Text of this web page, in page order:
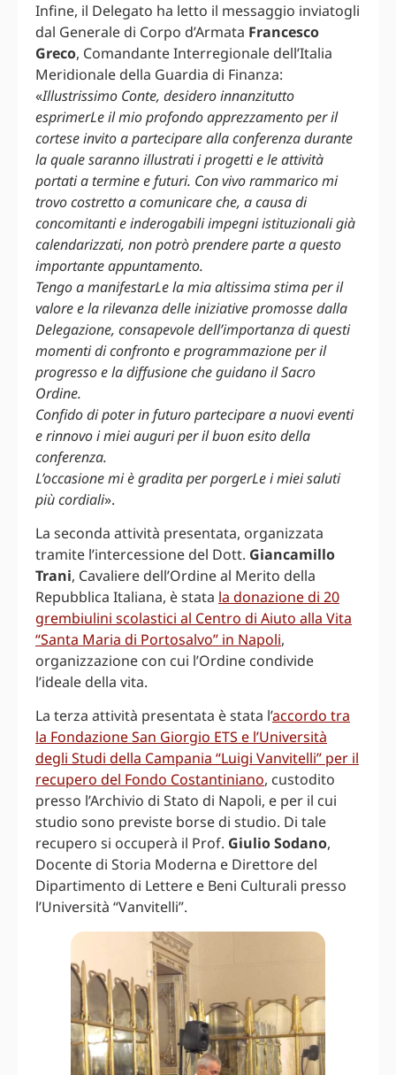
Infine, il Delegato ha letto il messaggio inviatogli
dal Generale di Corpo d’Armata Francesco
Greco, Comandante Interregionale dell’Italia
Meridionale della Guardia di Finanza:
«Illustrissimo Conte, desidero innanzitutto
esprimerLe il mio profondo apprezzamento per il
cortese invito a partecipare alla conferenza durante
la quale saranno illustrati i progetti e le attività
portati a termine e futuri. Con vivo rammarico mi
trovo costretto a comunicare che, a causa di
concomitanti e inderogabili impegni istituzionali già
calendarizzati, non potrò prendere parte a questo
importante appuntamento.
Tengo a manifestarLe la mia altissima stima per il
valore e la rilevanza delle iniziative promosse dalla
Delegazione, consapevole dell’importanza di questi
momenti di confronto e programmazione per il
progresso e la diffusione che guidano il Sacro
Ordine.
Confido di poter in futuro partecipare a nuovi eventi
e rinnovo i miei auguri per il buon esito della
conferenza.
L’occasione mi è gradita per porgerLe i miei saluti
più cordiali».
La seconda attività presentata, organizzata
tramite l’intercessione del Dott. Giancamillo
Trani, Cavaliere dell’Ordine al Merito della
Repubblica Italiana, è stata la donazione di 20
grembiulini scolastici al Centro di Aiuto alla Vita
“Santa Maria di Portosalvo” in Napoli,
organizzazione con cui l’Ordine condivide
l’ideale della vita.
La terza attività presentata è stata l’accordo tra
la Fondazione San Giorgio ETS e l’Università
degli Studi della Campania “Luigi Vanvitelli” per il
recupero del Fondo Costantiniano, custodito
presso l’Archivio di Stato di Napoli, e per il cui
studio sono previste borse di studio. Di tale
recupero si occuperà il Prof. Giulio Sodano,
Docente di Storia Moderna e Direttore del
Dipartimento di Lettere e Beni Culturali presso
l’Università “Vanvitelli”.